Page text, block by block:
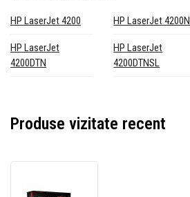
HP LaserJet 4200 HP LaserJet 4200N
HP LaserJet
4200DTN
HP LaserJet
4200DTNSL
Produse vizitate recent